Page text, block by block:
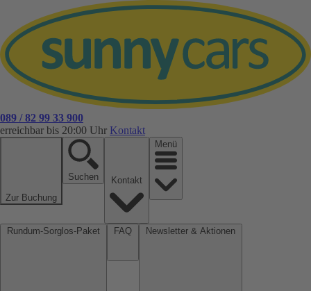
089 / 82 99 33 900
erreichbar bis 20:00 Uhr Kontakt
Zur Buchung
Suchen
Menü